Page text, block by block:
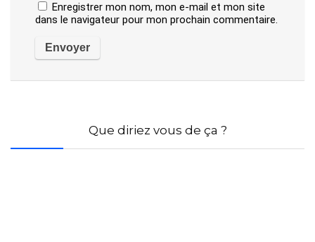
Enregistrer mon nom, mon e-mail et mon site
dans le navigateur pour mon prochain commentaire.
Que diriez vous de ça ?